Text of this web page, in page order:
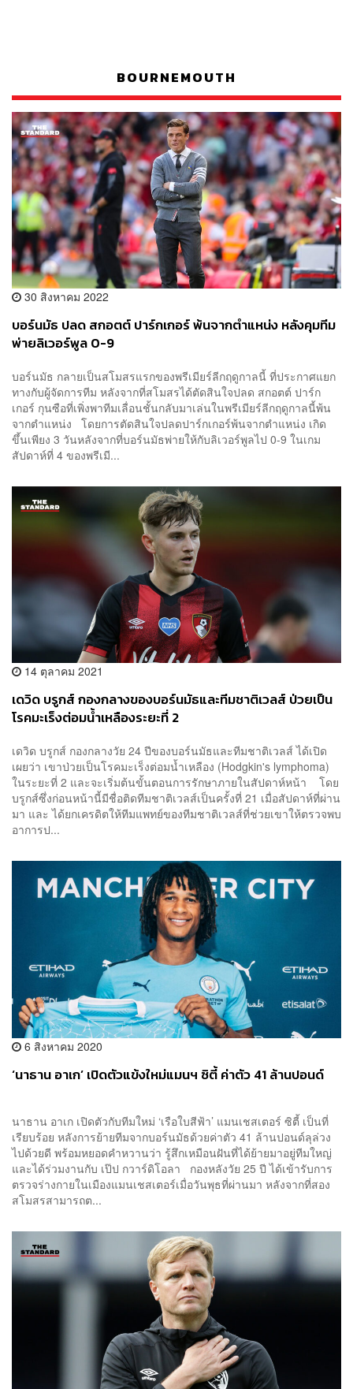
BOURNEMOUTH
30 สิงหาคม 2022
บอร์นมัธ ปลด สกอตต์ ปาร์กเกอร์ พ้นจากตำแหน่ง หลังคุมทีม
พ่ายลิเวอร์พูล 0-9
บอร์นมัธ กลายเป็นสโมสรแรกของพรีเมียร์ลีกฤดูกาลนี้ ที่ประกาศแยก
ทางกับผู้จัดการทีม หลังจากที่สโมสรได้ตัดสินใจปลด สกอตต์ ปาร์ก
เกอร์ กุนซือที่เพิ่งพาทีมเลื่อนชั้นกลับมาเล่นในพรีเมียร์ลีกฤดูกาลนี้พ้น
จากตำแหน่ง โดยการตัดสินใจปลดปาร์กเกอร์พ้นจากตำแหน่ง เกิด
ขึ้นเพียง 3 วันหลังจากที่บอร์นมัธพ่ายให้กับลิเวอร์พูลไป 0-9 ในเกม
สัปดาห์ที่ 4 ของพรีเมี...
14 ตุลาคม 2021
เดวิด บรูกส์ กองกลางของบอร์นมัธและทีมชาติเวลส์ ป่วยเป็น
โรคมะเร็งต่อมน้ำเหลืองระยะที่ 2
เดวิด บรูกส์ กองกลางวัย 24 ปีของบอร์นมัธและทีมชาติเวลส์ ได้เปิด
เผยว่า เขาป่วยเป็นโรคมะเร็งต่อมน้ำเหลือง (Hodgkin's lymphoma)
ในระยะที่ 2 และจะเริ่มต้นขั้นตอนการรักษาภายในสัปดาห์หน้า โดย
บรูกส์ซึ่งก่อนหน้านี้มีชื่อติดทีมชาติเวลส์เป็นครั้งที่ 21 เมื่อสัปดาห์ที่ผ่าน
มา และ ได้ยกเครดิตให้ทีมแพทย์ของทีมชาติเวลส์ที่ช่วยเขาให้ตรวจพบ
อาการป...
6 สิงหาคม 2020
‘นาธาน อาเก’ เปิดตัวแข้งใหม่แมนฯ ซิตี้ ค่าตัว 41 ล้านปอนด์
นาธาน อาเก เปิดตัวกับทีมใหม่ ‘เรือใบสีฟ้า’ แมนเชสเตอร์ ซิตี้ เป็นที่
เรียบร้อย หลังการย้ายทีมจากบอร์นมัธด้วยค่าตัว 41 ล้านปอนด์ลุล่วง
ไปด้วยดี พร้อมหยอดคำหวานว่า รู้สึกเหมือนฝันที่ได้ย้ายมาอยู่ทีมใหญ่
และได้ร่วมงานกับ เป๊ป กวาร์ดิโอลา กองหลังวัย 25 ปี ได้เข้ารับการ
ตรวจร่างกายในเมืองแมนเชสเตอร์เมื่อวันพุธที่ผ่านมา หลังจากที่สอง
สโมสรสามารถต...